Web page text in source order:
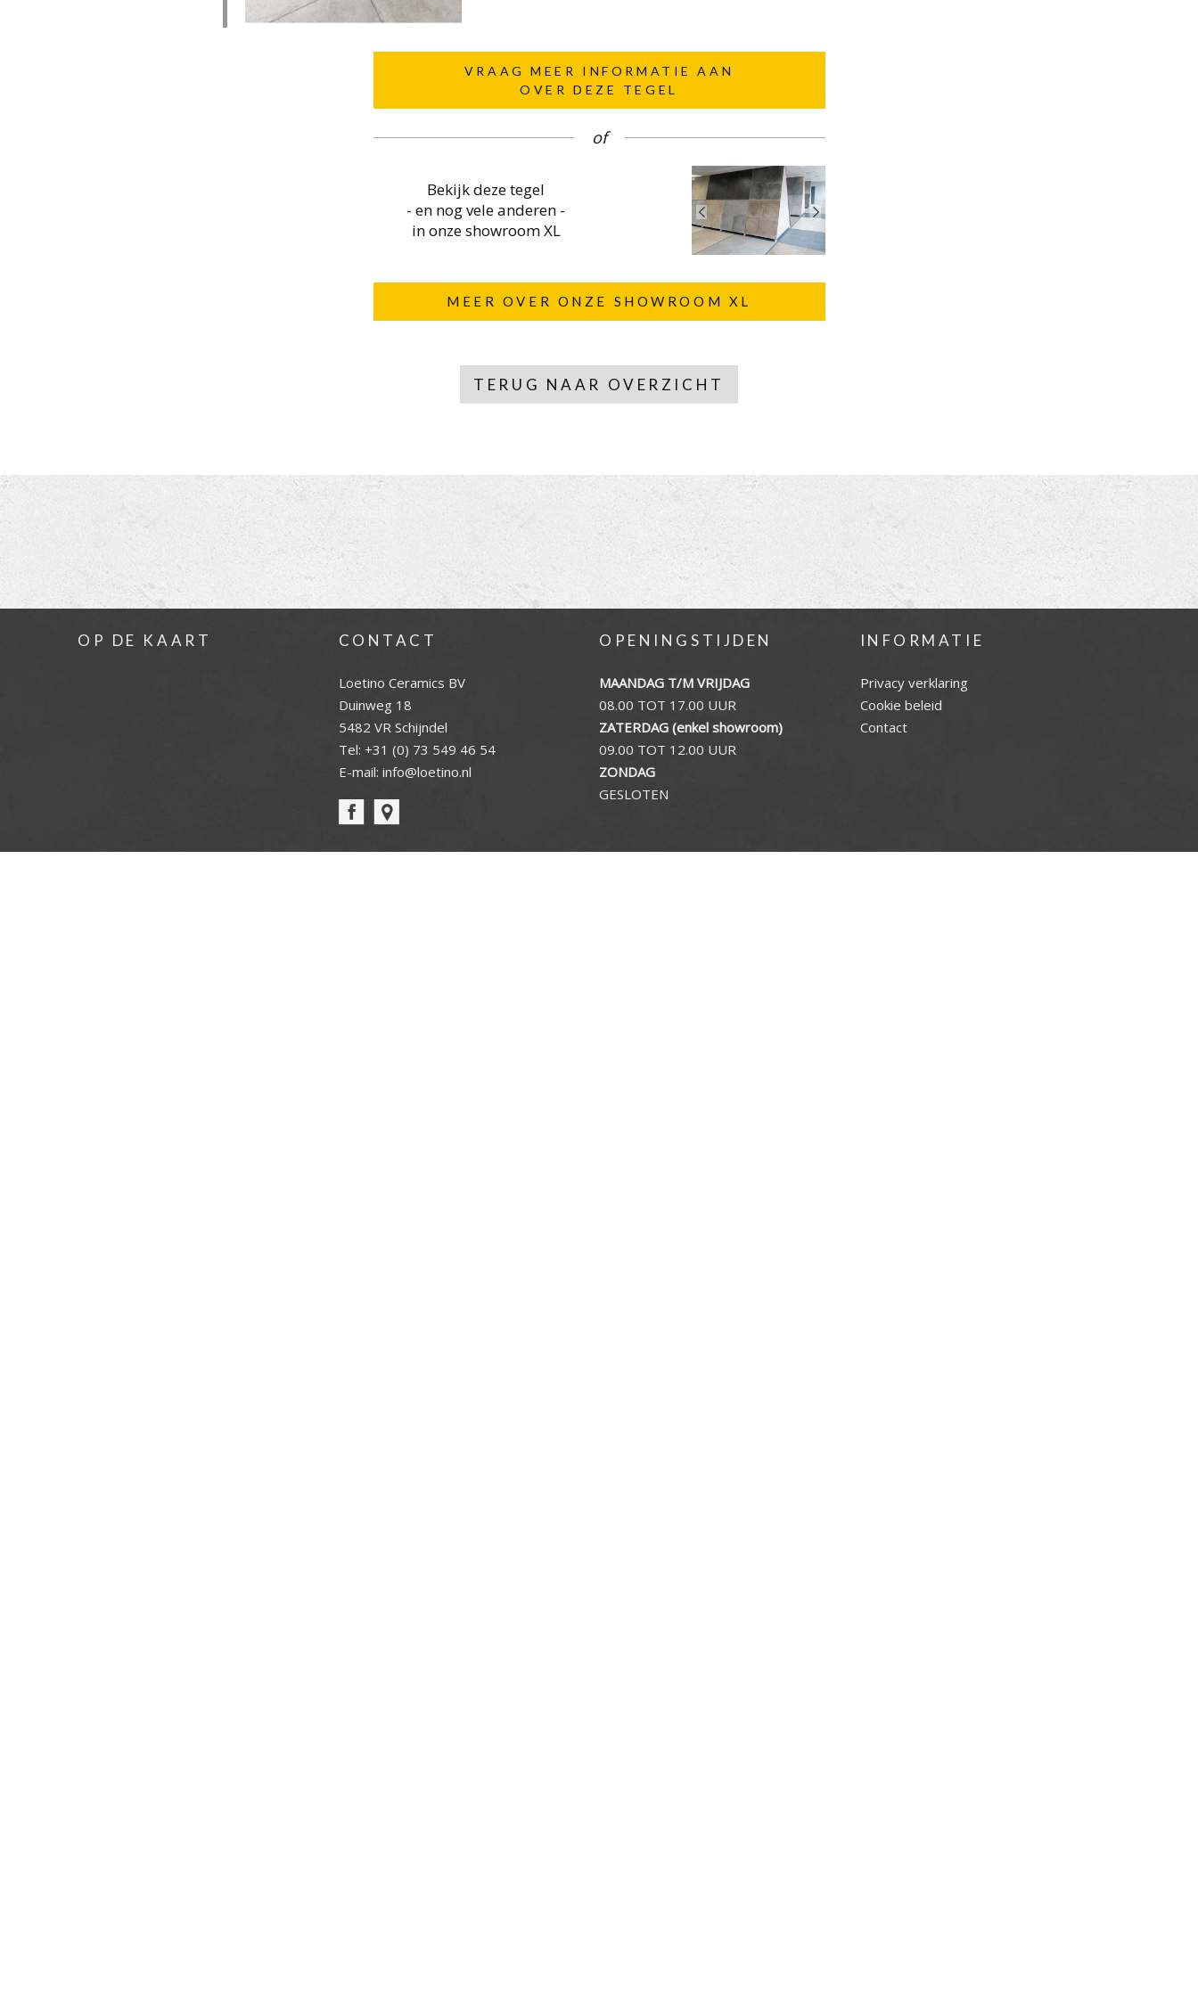
VRAAG MEER INFORMATIE AAN
OVER DEZE TEGEL
of
Bekijk deze tegel
- en nog vele anderen -
in onze showroom XL
MEER OVER ONZE SHOWROOM XL
TERUG NAAR OVERZICHT
OP DE KAART CONTACT
Loetino Ceramics BV
Duinweg 18
5482 VR Schijndel
Tel: +31 (0) 73 549 46 54
E-mail: info@loetino.nl
OPENINGSTIJDEN
MAANDAG T/M VRIJDAG
08.00 TOT 17.00 UUR
ZATERDAG (enkel showroom)
09.00 TOT 12.00 UUR
ZONDAG
GESLOTEN
INFORMATIE
Privacy verklaring
Cookie beleid
Contact